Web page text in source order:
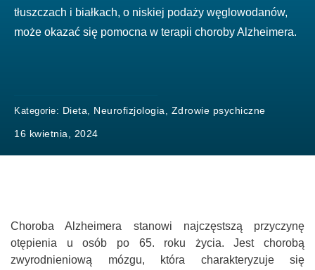
tłuszczach i białkach, o niskiej podaży węglowodanów,
może okazać się pomocna w terapii choroby Alzheimera.
Kategorie: Dieta, Neurofizjologia , Zdrowie psychiczne
16 kwietnia, 2024
Choroba Alzheimera stanowi najczęstszą przyczynę
otępienia u osób po 65. roku życia. Jest chorobą
zwyrodnieniową mózgu, która charakteryzuje się